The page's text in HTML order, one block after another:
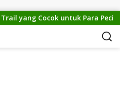
yang Cocok untuk Para Pecinta